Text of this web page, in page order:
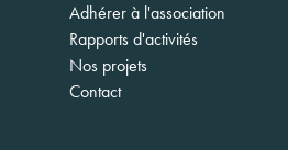
Adhérer à l'association
Rapports d'activités
Nos projets
Contact